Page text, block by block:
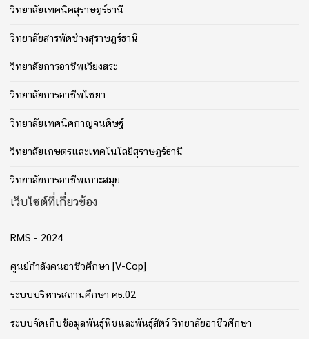
วิทยาลัยเทคนิคสุราษฎร์ธานี
วิทยาลัยสารพัดช่างสุราษฎร์ธานี
วิทยาลัยการอาชีพเวียงสระ
วิทยาลัยการอาชีพไชยา
วิทยาลัยเทคนิคกาญจนดิษฐ์
วิทยาลัยเกษตรและเทคโนโลยีสุราษฎร์ธานี
วิทยาลัยการอาชีพเกาะสมุย
เว็บไซต์ที่เกี่ยวข้อง
RMS - 2024
ศูนย์กำลังคนอาชีวศึกษา [V-Cop]
ระบบบริหารสถานศึกษา ศธ.02
ระบบจัดเก็บข้อมูลพันธุ์พืชและพันธุ์สัตว์ วิทยาลัยอาชีวศึกษา